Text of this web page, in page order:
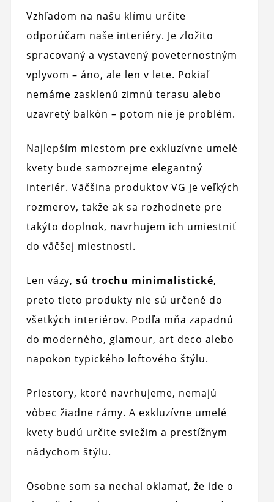
Vzhľadom na našu klímu určite
odporúčam naše interiéry. Je zložito
spracovaný a vystavený poveternostným
vplyvom – áno, ale len v lete. Pokiaľ
nemáme zasklenú zimnú terasu alebo
uzavretý balkón – potom nie je problém.
Najlepším miestom pre exkluzívne umelé
kvety bude samozrejme elegantný
interiér. Väčšina produktov VG je veľkých
rozmerov, takže ak sa rozhodnete pre
takýto doplnok, navrhujem ich umiestniť
do väčšej miestnosti.
Len vázy, sú trochu minimalistické,
preto tieto produkty nie sú určené do
všetkých interiérov. Podľa mňa zapadnú
do moderného, ​​glamour, art deco alebo
napokon typického loftového štýlu.
Priestory, ktoré navrhujeme, nemajú
vôbec žiadne rámy. A exkluzívne umelé
kvety budú určite sviežim a prestížnym
nádychom štýlu.
Osobne som sa nechal oklamať, že ide o